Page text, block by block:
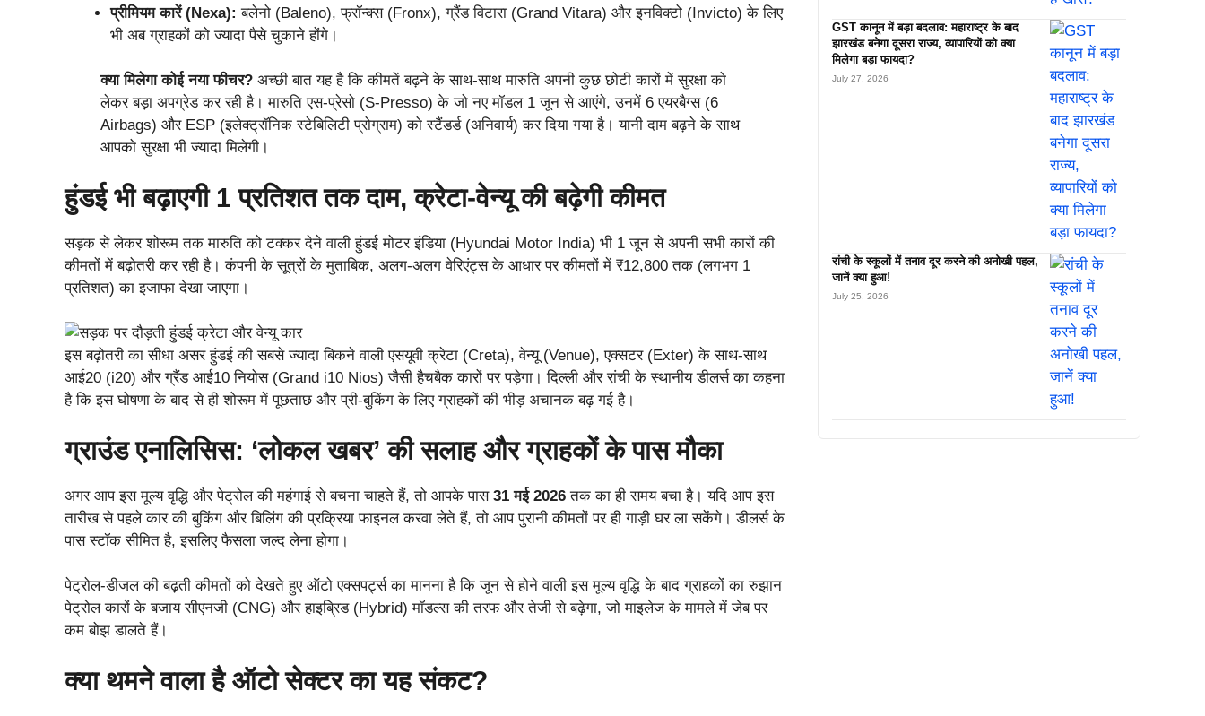
प्रीमियम कारें (Nexa): बलेनो (Baleno), फ्रॉन्क्स (Fronx), ग्रैंड विटारा (Grand Vitara) और इनविक्टो (Invicto) के लिए
भी अब ग्राहकों को ज्यादा पैसे चुकाने होंगे।
क्या मिलेगा कोई नया फीचर? अच्छी बात यह है कि कीमतें बढ़ने के साथ-साथ मारुति अपनी कुछ छोटी कारों में सुरक्षा को
लेकर बड़ा अपग्रेड कर रही है। मारुति एस-प्रेसो (S-Presso) के जो नए मॉडल 1 जून से आएंगे, उनमें 6 एयरबैग्स (6
Airbags) और ESP (इलेक्ट्रॉनिक स्टेबिलिटी प्रोग्राम) को स्टैंडर्ड (अनिवार्य) कर दिया गया है। यानी दाम बढ़ने के साथ
आपको सुरक्षा भी ज्यादा मिलेगी।
हुंडई भी बढ़ाएगी 1 प्रतिशत तक दाम, क्रेटा-वेन्यू की बढ़ेगी कीमत
सड़क से लेकर शोरूम तक मारुति को टक्कर देने वाली हुंडई मोटर इंडिया (Hyundai Motor India) भी 1 जून से अपनी सभी कारों की
कीमतों में बढ़ोतरी कर रही है। कंपनी के सूत्रों के मुताबिक, अलग-अलग वेरिएंट्स के आधार पर कीमतों में ₹12,800 तक (लगभग 1
प्रतिशत) का इजाफा देखा जाएगा।
इस बढ़ोतरी का सीधा असर हुंडई की सबसे ज्यादा बिकने वाली एसयूवी क्रेटा (Creta), वेन्यू (Venue), एक्सटर (Exter) के साथ-साथ
आई20 (i20) और ग्रैंड आई10 नियोस (Grand i10 Nios) जैसी हैचबैक कारों पर पड़ेगा। दिल्ली और रांची के स्थानीय डीलर्स का कहना
है कि इस घोषणा के बाद से ही शोरूम में पूछताछ और प्री-बुकिंग के लिए ग्राहकों की भीड़ अचानक बढ़ गई है।
ग्राउंड एनालिसिस: ‘लोकल खबर’ की सलाह और ग्राहकों के पास मौका
अगर आप इस मूल्य वृद्धि और पेट्रोल की महंगाई से बचना चाहते हैं, तो आपके पास 31 मई 2026 तक का ही समय बचा है। यदि आप इस
तारीख से पहले कार की बुकिंग और बिलिंग की प्रक्रिया फाइनल करवा लेते हैं, तो आप पुरानी कीमतों पर ही गाड़ी घर ला सकेंगे। डीलर्स के
पास स्टॉक सीमित है, इसलिए फैसला जल्द लेना होगा।
पेट्रोल-डीजल की बढ़ती कीमतों को देखते हुए ऑटो एक्सपर्ट्स का मानना है कि जून से होने वाली इस मूल्य वृद्धि के बाद ग्राहकों का रुझान
पेट्रोल कारों के बजाय सीएनजी (CNG) और हाइब्रिड (Hybrid) मॉडल्स की तरफ और तेजी से बढ़ेगा, जो माइलेज के मामले में जेब पर
कम बोझ डालते हैं।
क्या थमने वाला है ऑटो सेक्टर का यह संकट?
GST कानून में बड़ा बदलाव: महाराष्ट्र के बाद
झारखंड बनेगा दूसरा राज्य, व्यापारियों को क्या
मिलेगा बड़ा फायदा?
July 27, 2026
रांची के स्कूलों में तनाव दूर करने की अनोखी पहल,
जानें क्या हुआ!
July 25, 2026